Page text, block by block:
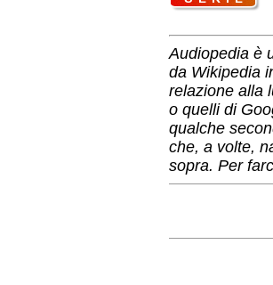
Audiopedia è
da Wikipedia
relazione alla
o quelli di
qualche
che, a volte,
sopra. Per